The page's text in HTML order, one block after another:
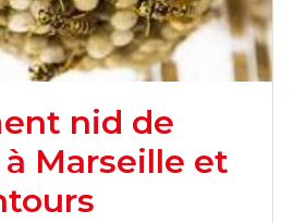
nid de
Marseille et